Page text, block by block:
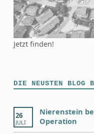
Jetzt finden!
DIE NEUSTEN BLOG
26
JULI
Nierenstein
Operation